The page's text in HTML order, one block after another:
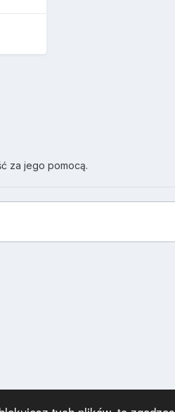
za jego pomocą.